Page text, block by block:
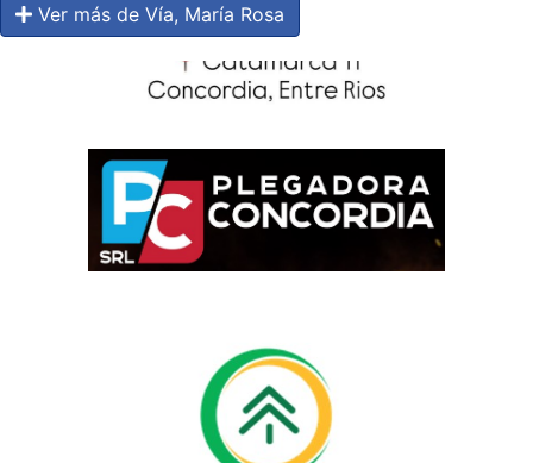
Ver más de Vía, María Rosa